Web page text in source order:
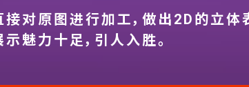
对原图进行加工，做出2D的立体
魅力十足，引人入胜。